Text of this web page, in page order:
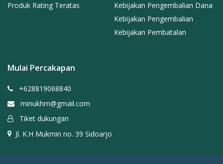
Produk Rating Teratas
Kebijakan Pengembalian Dana
Kebijakan Pengembalian
Kebijakan Pembatalan
Mulai Percakapan
+628819068840
minukhm@gmail.com
Tiket dukungan
Jl. K.H Mukmin no. 39 Sidoarjo